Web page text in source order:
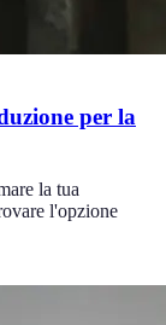
per la
la tua
l'opzione